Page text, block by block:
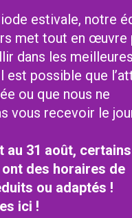
estivale, notre
met tout en œuvre
dans les meilleures
est possible que
ou que nous ne
vous recevoir le
au 31 août, certains
des horaires de
ou adaptés !
ici !